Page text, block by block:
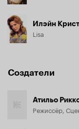
Илэйн
Lisa
Создатели
Атильо
Режиссёр,